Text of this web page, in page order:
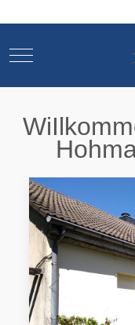
Mobile Menu Toggle
WiI